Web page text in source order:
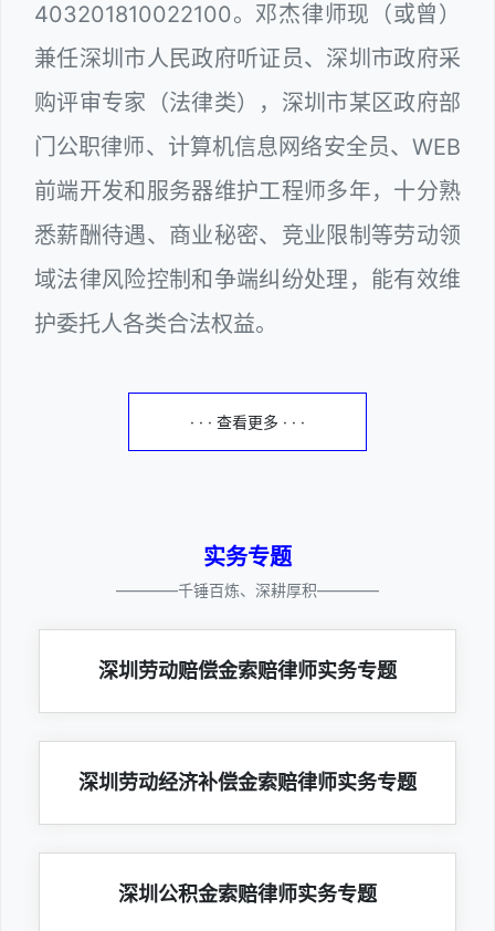
403201810022100。邓杰律师现（或曾）
兼任深圳市人民政府听证员、深圳市政府采
购评审专家（法律类），深圳市某区政府部
门公职律师、计算机信息网络安全员、WEB
前端开发和服务器维护工程师多年，十分熟
悉薪酬待遇、商业秘密、竞业限制等劳动领
域法律风险控制和争端纠纷处理，能有效维
护委托人各类合法权益。
· · · 查看更多 · · ·
实务专题
————千锤百炼、深耕厚积————
深圳劳动赔偿金索赔律师实务专题
深圳劳动经济补偿金索赔律师实务专题
深圳公积金索赔律师实务专题